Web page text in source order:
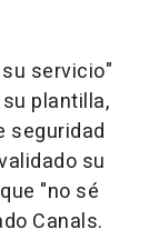
servicio"
plantilla,
seguridad
su
"no sé
Canals.